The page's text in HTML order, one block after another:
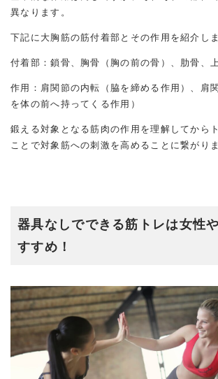
異なります。
下記に大胸筋の筋付着部とその作用を紹介しま
付着部：鎖骨、胸骨（胸の前の骨）、肋骨、
作用：肩関節の内転（脇を締める作用）、肩
を体の前へ持ってくる作用）
鍛える対象となる筋肉の作用を理解してから
ことで対象筋への刺激を高めることに繋がり
器具なしでできる筋トレは女性
すすめ！